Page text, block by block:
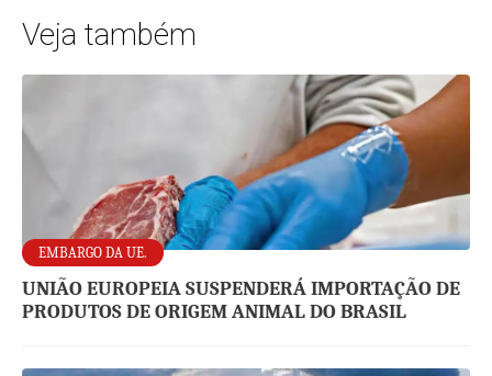
Veja também
EMBARGO DA UE.
UNIÃO EUROPEIA SUSPENDERÁ IMPORTAÇÃO DE
PRODUTOS DE ORIGEM ANIMAL DO BRASIL